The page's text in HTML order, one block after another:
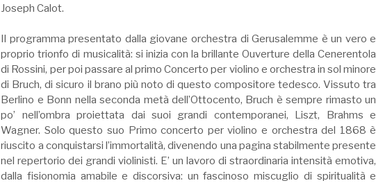
Joseph Calot.
Il programma presentato dalla giovane orchestra di Gerusalemme è un vero e
proprio trionfo di musicalità: si inizia con la brillante Ouverture della Cenerentola
di Rossini, per poi passare al primo Concerto per violino e orchestra in sol minore
di Bruch, di sicuro il brano più noto di questo compositore tedesco. Vissuto tra
Berlino e Bonn nella seconda metà dell’Ottocento, Bruch è sempre rimasto un
po’ nell’ombra proiettata dai suoi grandi contemporanei, Liszt, Brahms e
Wagner. Solo questo suo Primo concerto per violino e orchestra del 1868 è
riuscito a conquistarsi l’immortalità, divenendo una pagina stabilmente presente
nel repertorio dei grandi violinisti. E’ un lavoro di straordinaria intensità emotiva,
dalla fisionomia amabile e discorsiva: un fascinoso miscuglio di spiritualità e